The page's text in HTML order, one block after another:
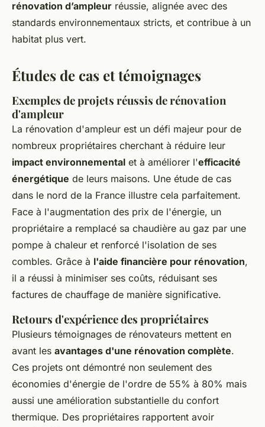
rénovation d’ampleur réussie, alignée avec des
standards environnementaux stricts, et contribue à un
habitat plus vert.
Études de cas et témoignages
Exemples de projets réussis de rénovation
d'ampleur
La rénovation d'ampleur est un défi majeur pour de
nombreux propriétaires cherchant à réduire leur
impact environnemental et à améliorer l'efficacité
énergétique de leurs maisons. Une étude de cas
dans le nord de la France illustre cela parfaitement.
Face à l'augmentation des prix de l'énergie, un
propriétaire a remplacé sa chaudière au gaz par une
pompe à chaleur et renforcé l'isolation de ses
combles. Grâce à l'aide financière pour rénovation,
il a réussi à minimiser ses coûts, réduisant ses
factures de chauffage de manière significative.
Retours d'expérience des propriétaires
Plusieurs témoignages de rénovateurs mettent en
avant les avantages d'une rénovation complète.
Ces projets ont démontré non seulement des
économies d'énergie de l'ordre de 55% à 80% mais
aussi une amélioration substantielle du confort
thermique. Des propriétaires rapportent avoir